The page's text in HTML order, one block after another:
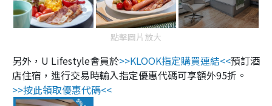
點擊圖片放大
另外，U Lifestyle會員於>>KLOOK指定購買連結<<預訂酒
店住宿，進行交易時輸入指定優惠代碼可享額外95折。
>>按此領取優惠代碼<<